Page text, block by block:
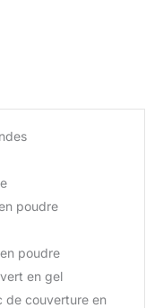
poudre
poudre
en gel
de couverture en